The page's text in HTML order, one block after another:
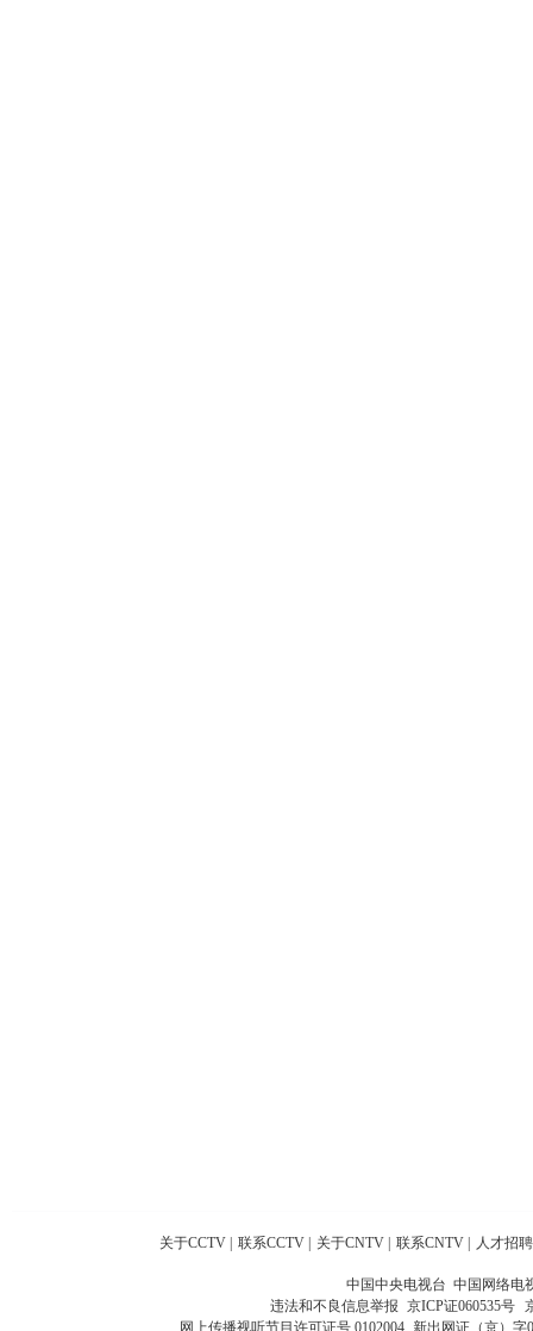
关于CCTV 联系CCTV 关于CNTV 联系CNTV 人才招聘
中国中央电视台 中国网络电
违法和不良信息举报 京ICP证060535号
网上传播视听节目许可证号 0102004 新出网证（京）